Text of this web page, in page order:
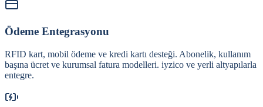
Ödeme Entegrasyonu
RFID kart, mobil ödeme ve kredi kartı desteği. Abonelik, kullanım
başına ücret ve kurumsal fatura modelleri. iyzico ve yerli altyapılarla
entegre.